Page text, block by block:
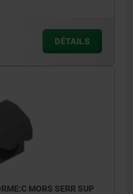
DÉTAILS
MORS SERR SUP